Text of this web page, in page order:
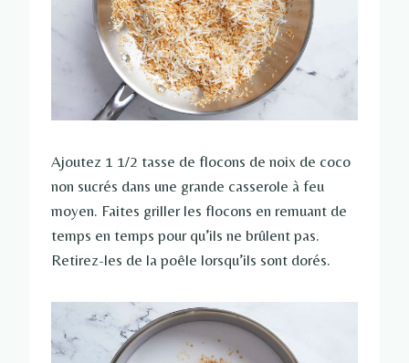
Ajoutez 1 1/2 tasse de flocons de noix de coco
non sucrés dans une grande casserole à feu
moyen. Faites griller les flocons en remuant de
temps en temps pour qu’ils ne brûlent pas.
Retirez-les de la poêle lorsqu’ils sont dorés.